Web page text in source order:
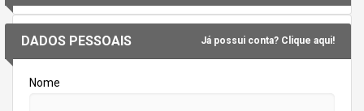
DADOS PESSOAIS Já possui conta? Clique aqui!
Nome